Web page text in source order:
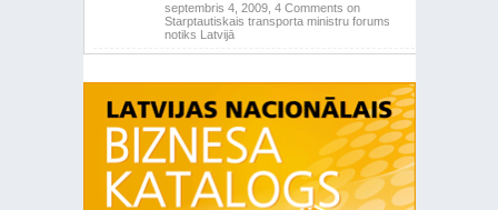
septembris 4, 2009, 4 Comments on
Starptautiskais transporta ministru forums
notiks Latvijā